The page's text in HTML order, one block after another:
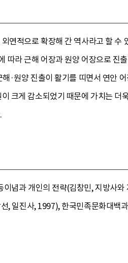
연적으로 확장해 간 역사라고 할
따라 근해 어장과 원양 어장으로 진
·원양 진출이 활기를 띠면서 연안
크게 감소되었기 때문에 가치는
념과 개인의 전략(김창민, 지방사
, 일진사, 1997), 한국민족문화대